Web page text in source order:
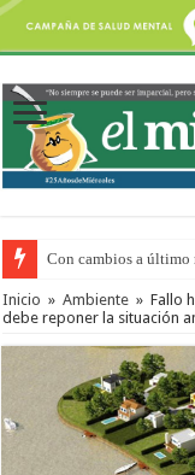
Con cambios a último
Adopción en Entre
Inicio » Ambiente » Fallo
debe reponer la situación